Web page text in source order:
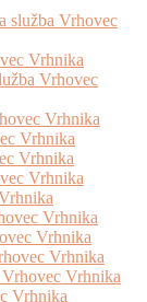
služba Vrhovec
Vrhnika
Vrhovec
Vrhnika
Vrhnika
Vrhnika
Vrhnika
Vrhnika
Vrhnika
Vrhnika
Vrhnika
Vrhnika